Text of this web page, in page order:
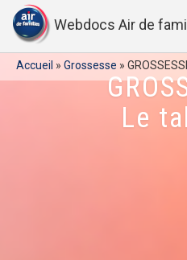
Webdocs Air de
Accueil » Grossesse »
Le